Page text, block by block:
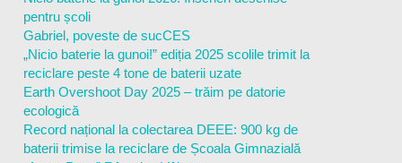
pentru școli
Gabriel, poveste de sucCES
„Nicio baterie la gunoi!” ediția 2025 scolile trimit la
reciclare peste 4 tone de baterii uzate
Earth Overshoot Day 2025 – trăim pe datorie
ecologică
Record național la colectarea DEEE: 900 kg de
baterii trimise la reciclare de Școala Gimnazială